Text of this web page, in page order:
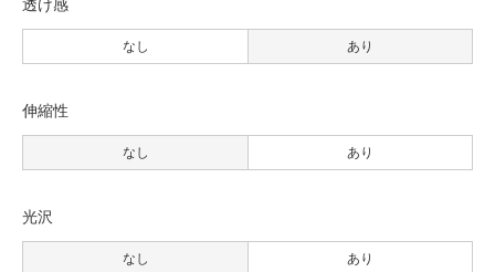
透け感
なし あり
伸縮性
なし あり
光沢
なし あり